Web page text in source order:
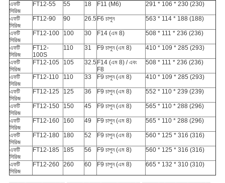
এফটি
সিরিজ
FT12-55 55 18 F11 (M6) 291 * 106 * 230 (230)
এফটি
সিরিজ
FT12-90 90 26.5 F6 চাপুন 563 * 114 * 188 (188)
এফটি
সিরিজ
FT12-100 100 30 F14 (এম 8) 508 * 111 * 236 (236)
এফটি
সিরিজ
FT12-
100S
110 31 F9 চাপুন (এম 8) 410 * 109 * 285 (293)
এফটি
সিরিজ
FT12-105 105 32.5 F14 (এম 8) / এবং
F8
508 * 111 * 236 (236)
এফটি
সিরিজ
FT12-110 110 33 F9 চাপুন (এম 8) 410 * 109 * 285 (293)
এফটি
সিরিজ
FT12-125 125 36 F9 চাপুন (এম 8) 552 * 110 * 239 (239)
এফটি
সিরিজ
FT12-150 150 45 F9 চাপুন (এম 8) 565 * 110 * 288 (296)
এফটি
সিরিজ
FT12-160 160 49 F9 চাপুন (এম 8) 565 * 110 * 288 (296)
এফটি
সিরিজ
FT12-180 180 52 F9 চাপুন (এম 8) 560 * 125 * 316 (316)
এফটি
সিরিজ
FT12-185 185 56 F9 চাপুন (এম 8) 560 * 125 * 316 (316)
এফটি
সিরিজ
FT12-260 260 60 F9 চাপুন (এম 8) 665 * 132 * 310 (310)